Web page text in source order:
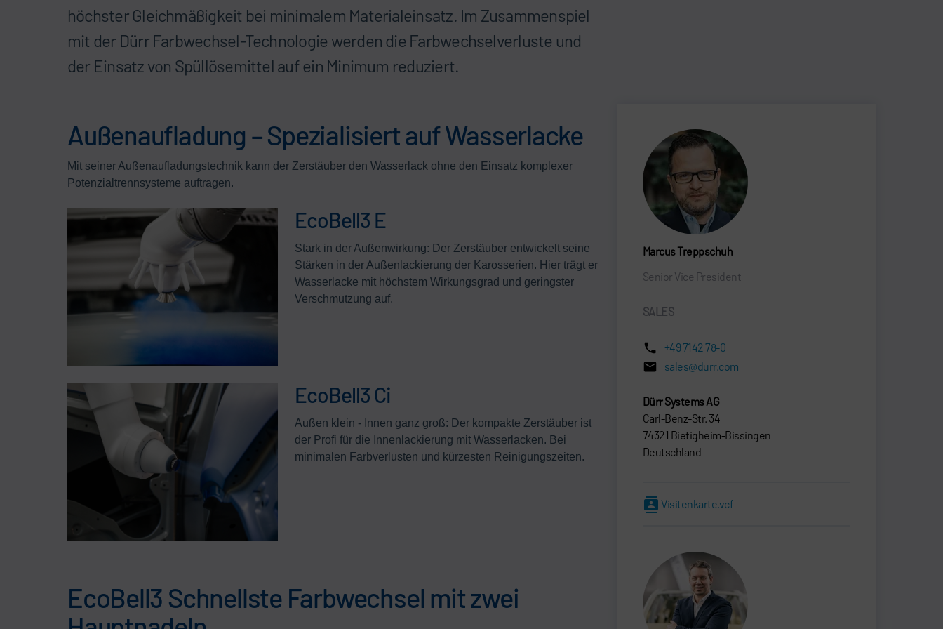
höchster Gleichmäßigkeit bei minimalem Materialeinsatz. Im Zusammenspiel
mit der Dürr Farbwechsel-Technologie werden die Farbwechselverluste und
der Einsatz von Spüllösemittel auf ein Minimum reduziert.
Außenaufladung – Spezialisiert auf Wasserlacke
Mit seiner Außenaufladungstechnik kann der Zerstäuber den Wasserlack ohne den Einsatz komplexer
Potenzialtrennsysteme auftragen.
EcoBell3 E
Stark in der Außenwirkung: Der Zerstäuber entwickelt seine
Stärken in der Außenlackierung der Karosserien. Hier trägt er
Wasserlacke mit höchstem Wirkungsgrad und geringster
Verschmutzung auf.
EcoBell3 Ci
Außen klein - Innen ganz groß: Der kompakte Zerstäuber ist
der Profi für die Innenlackierung mit Wasserlacken. Bei
minimalen Farbverlusten und kürzesten Reinigungszeiten.
EcoBell3 Schnellste Farbwechsel mit zwei
Marcus Treppschuh
Senior Vice President
SALES
+49 7142 78-0
sales@durr.com
Dürr Systems AG
Carl-Benz-Str. 34
74321 Bietigheim-Bissingen
Deutschland
Visitenkarte.vcf